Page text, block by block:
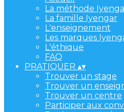
La méthode
La famille Iyengar
L'enseignement
Les marques
L'éthique
FAQ
PRATIQUER ▴▾
Trouver un stage
Trouver un
Trouver un centre
Participer aux